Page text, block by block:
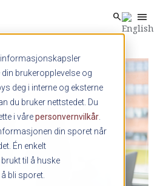
informasjonskapsler
brukeropplevelse og
deg i interne og eksterne
du bruker nettstedet. Du
i vårepersonvernvilkår
din sporet når
Én enkelt
til å huske
bli sporet.
search menu